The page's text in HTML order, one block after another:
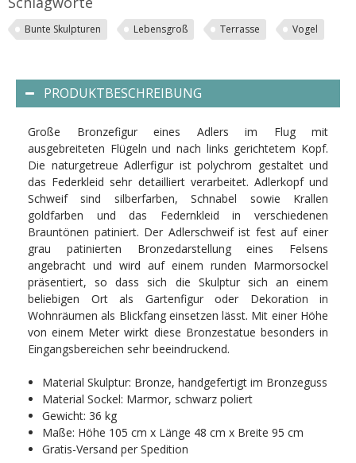
Bunte Skulpturen Lebensgroß Terrasse Vogel
PRODUKTBESCHREIBUNG
Große Bronzefigur eines Adlers im Flug mit
ausgebreiteten Flügeln und nach links gerichtetem Kopf.
Die naturgetreue Adlerfigur ist polychrom gestaltet und
das Federkleid sehr detailliert verarbeitet. Adlerkopf und
Schweif sind silberfarben, Schnabel sowie Krallen
goldfarben und das Federnkleid in verschiedenen
Brauntönen patiniert. Der Adlerschweif ist fest auf einer
grau patinierten Bronzedarstellung eines Felsens
angebracht und wird auf einem runden Marmorsockel
präsentiert, so dass sich die Skulptur sich an einem
beliebigen Ort als Gartenfigur oder Dekoration in
Wohnräumen als Blickfang einsetzen lässt. Mit einer Höhe
von einem Meter wirkt diese Bronzestatue besonders in
Eingangsbereichen sehr beeindruckend.
Material Skulptur: Bronze, handgefertigt im Bronzeguss
Material Sockel: Marmor, schwarz poliert
Gewicht: 36 kg
Maße: Höhe 105 cm x Länge 48 cm x Breite 95 cm
Gratis-Versand per Spedition